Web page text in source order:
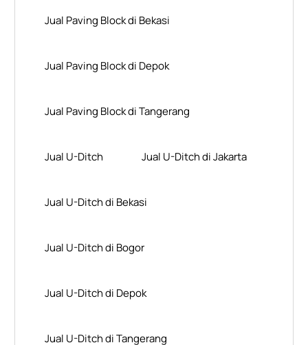
Jual Paving Block di Bekasi
Jual Paving Block di Depok
Jual Paving Block di Tangerang
Jual U-Ditch Jual U-Ditch di Jakarta
Jual U-Ditch di Bekasi
Jual U-Ditch di Bogor
Jual U-Ditch di Depok
Jual U-Ditch di Tangerang